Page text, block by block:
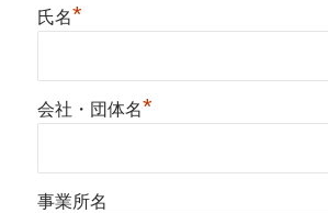
氏名*
会社・団体名*
事業所名